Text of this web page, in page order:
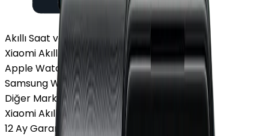
Akıllı Saat ve Bileklik
Xiaomi Akıllı Saat
Apple Watch
Samsung Watch
Diğer Markalar
Xiaomi Akıllı Saat
12 Ay Garanti
6 Taksit